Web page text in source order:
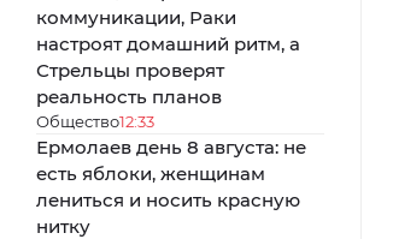
коммуникации, Раки
настроят домашний ритм, а
Стрельцы проверят
реальность планов
Общество12:33
Ермолаев день 8 августа: не
есть яблоки, женщинам
лениться и носить красную
нитку